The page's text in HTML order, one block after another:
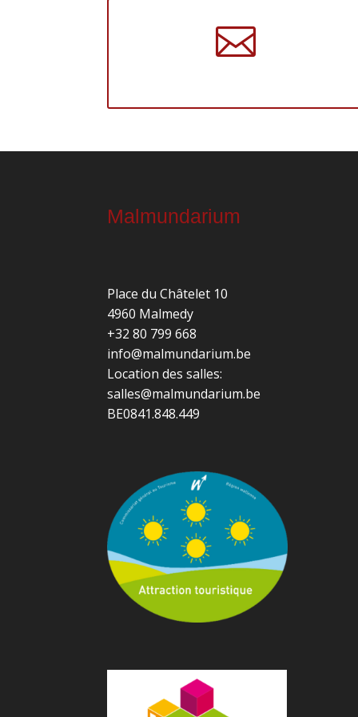

Malmundarium
Place du Châtelet 10
4960 Malmedy
+32 80 799 668
info@malmundarium.be
Location des salles:
salles@malmundarium.be
BE0841.848.449